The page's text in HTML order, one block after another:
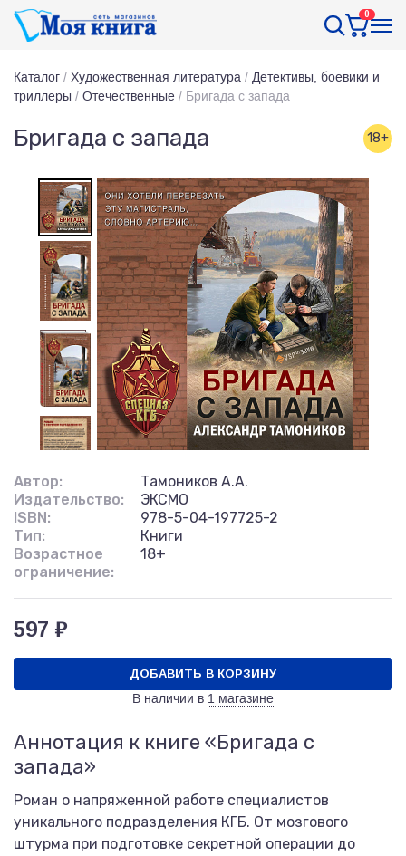
0
Каталог / Художественная литература / Детективы, боевики и
триллеры / Отечественные / Бригада с запада
Бригада с запада 18+
Автор:
Тамоников А.А.
Издательство:
ЭКСМО
ISBN:
978-5-04-197725-2
Тип:
Книги
Возрастное
ограничение:
18+
597 ₽
ДОБАВИТЬ В КОРЗИНУ
В наличии в 1 магазине
Аннотация к книге «Бригада с
запада»
Роман о напряженной работе специалистов
уникального подразделения КГБ. От мозгового
штурма при подготовке секретной операции до